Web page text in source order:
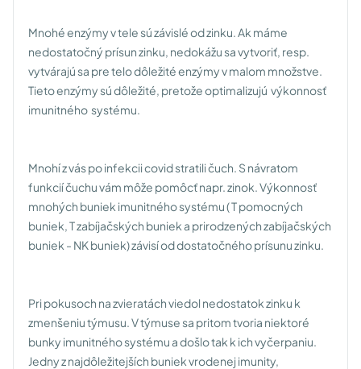
Mnohé enzýmy v tele sú závislé od zinku. Ak máme
nedostatočný prísun zinku, nedokážu sa vytvoriť, resp.
vytvárajú sa pre telo dôležité enzýmy v malom množstve.
Tieto enzýmy sú dôležité, pretože optimalizujú výkonnosť
imunitného systému.
Mnohí z vás po infekcii covid stratili čuch. S návratom
funkcií čuchu vám môže pomôcť napr. zinok. Výkonnosť
mnohých buniek imunitného systému ( T pomocných
buniek, T zabíjačských buniek a prirodzených zabíjačských
buniek - NK buniek) závisí od dostatočného prísunu zinku.
Pri pokusoch na zvieratách viedol nedostatok zinku k
zmenšeniu týmusu. V týmuse sa pritom tvoria niektoré
bunky imunitného systému a došlo tak k ich vyčerpaniu.
Jedny z najdôležitejších buniek vrodenej imunity,